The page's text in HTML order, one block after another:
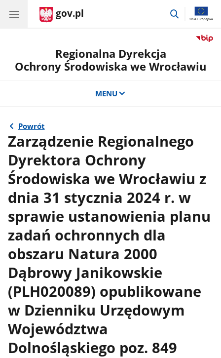
gov.pl
przejdź
Regionalna Dyrekcja
Ochrony Środowiska we Wrocławiu
MENU
Powrót
Zarządzenie Regionalnego
Dyrektora Ochrony
Środowiska we Wrocławiu z
dnia 31 stycznia 2024 r. w
sprawie ustanowienia planu
zadań ochronnych dla
obszaru Natura 2000
Dąbrowy Janikowskie
(PLH020089) opublikowane
w Dzienniku Urzędowym
Województwa
Dolnośląskiego poz. 849